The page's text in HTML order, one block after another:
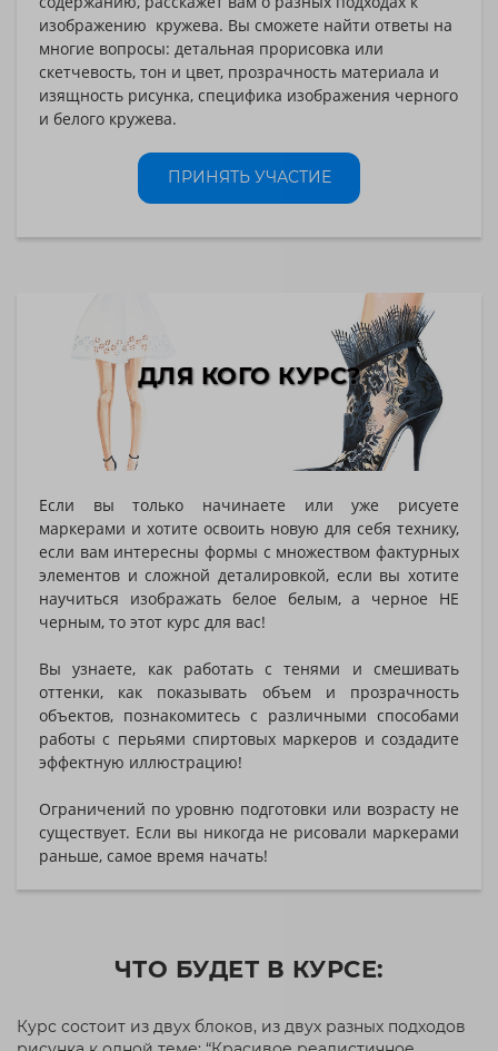
изображению кружева. Вы сможете найти ответы на
многие вопросы: детальная прорисовка или
скетчевость, тон и цвет, прозрачность материала и
изящность рисунка, специфика изображения черного
и белого кружева.
ПРИНЯТЬ УЧАСТИЕ
ДЛЯ КОГО КУРС?
Если вы только начинаете или уже рисуете
маркерами и хотите освоить новую для себя технику,
если вам интересны формы с множеством фактурных
элементов и сложной деталировкой, если вы хотите
научиться изображать белое белым, а черное НЕ
черным, то этот курс для вас!
Вы узнаете, как работать с тенями и смешивать
оттенки, как показывать объем и прозрачность
объектов, познакомитесь с различными способами
работы с перьями спиртовых маркеров и создадите
эффектную иллюстрацию!
Ограничений по уровню подготовки или возрасту не
существует. Если вы никогда не рисовали маркерами
раньше, самое время начать!
ЧТО БУДЕТ В КУРСЕ:
Курс состоит из двух блоков, из двух разных подходов